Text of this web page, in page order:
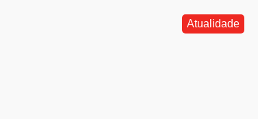
Atualidade